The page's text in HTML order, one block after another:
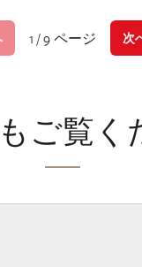
1 / 9 ページ 次
ご覧く